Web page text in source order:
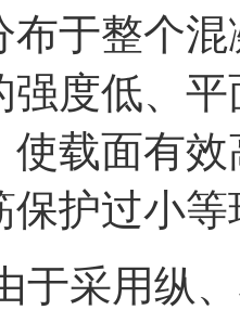
布于整个
强度低、
使载面有
保护过小等
采用纵